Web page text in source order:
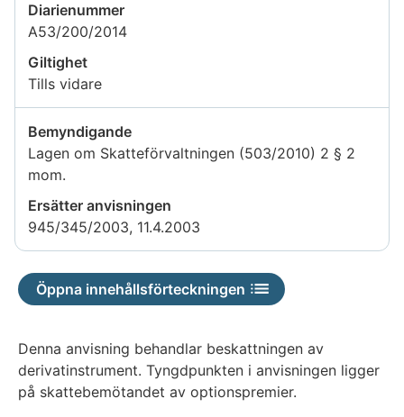
Diarienummer
A53/200/2014
Giltighet
Tills vidare
Bemyndigande
Lagen om Skatteförvaltningen (503/2010) 2 § 2
mom.
Ersätter anvisningen
945/345/2003, 11.4.2003
Öppna innehållsförteckningen
Denna anvisning behandlar beskattningen av
derivatinstrument. Tyngdpunkten i anvisningen ligger
på skattebemötandet av optionspremier.